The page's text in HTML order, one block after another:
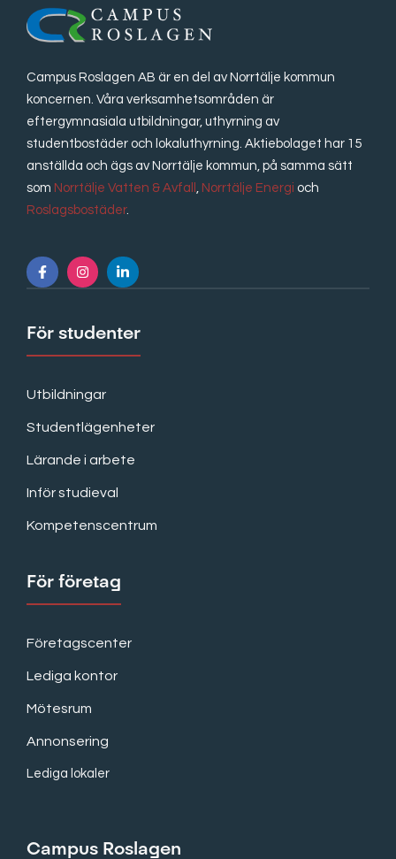
Campus Roslagen AB är en del av Norrtälje kommun
koncernen. Våra verksamhetsområden är
eftergymnasiala utbildningar, uthyrning av
studentbostäder och lokaluthyrning. Aktiebolaget har 15
anställda och ägs av Norrtälje kommun, på samma sätt
som Norrtälje Vatten & Avfall Norrtälje Energi och
Roslagsbostäder.
För studenter
Utbildningar
Studentlägenheter
Lärande i arbete
Inför studieval
Kompetenscentrum
För företag
Företagscenter
Lediga kontor
Mötesrum
Annonsering
Lediga lokaler
Campus Roslagen